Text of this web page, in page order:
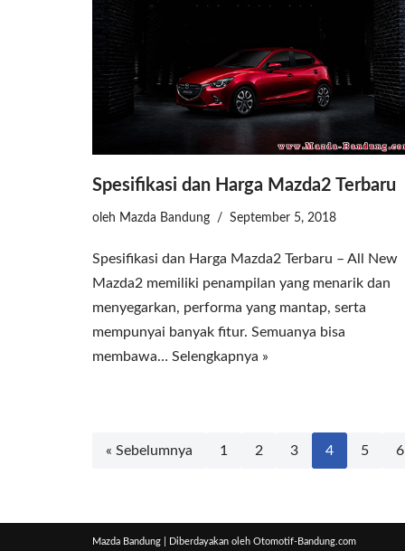
Spesifikasi dan Harga Mazda2 Terbaru
oleh Mazda Bandung September 5, 2018
Spesifikasi dan Harga Mazda2 Terbaru – All New
Mazda2 memiliki penampilan yang menarik dan
menyegarkan, performa yang mantap, serta
mempunyai banyak fitur. Semuanya bisa
membawa… Selengkapnya »
« Sebelumnya 1 2 3 4 5 6
Mazda Bandung | Diberdayakan oleh Otomotif-Bandung.com